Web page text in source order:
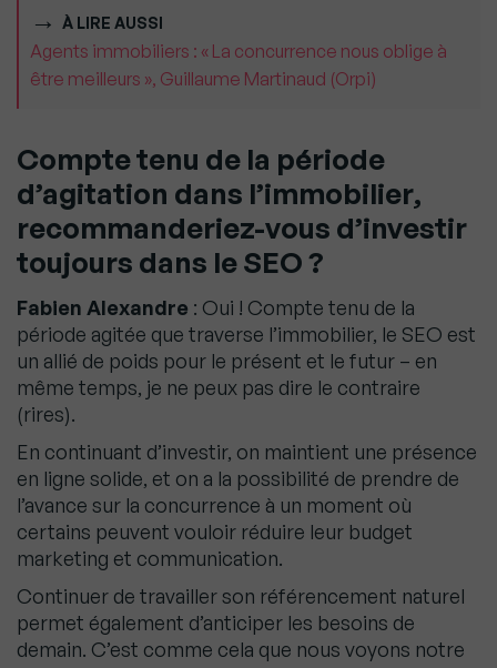
À LIRE AUSSI
Agents immobiliers : « La concurrence nous oblige à
être meilleurs », Guillaume Martinaud (Orpi)
Compte tenu de la période
d’agitation dans l’immobilier,
recommanderiez-vous d’investir
toujours dans le SEO ?
Fabien Alexandre : Oui ! Compte tenu de la
période agitée que traverse l’immobilier, le SEO est
un allié de poids pour le présent et le futur – en
même temps, je ne peux pas dire le contraire
(rires).
En continuant d’investir, on maintient une présence
en ligne solide, et on a la possibilité de prendre de
l’avance sur la concurrence à un moment où
certains peuvent vouloir réduire leur budget
marketing et communication.
Continuer de travailler son référencement naturel
permet également d’anticiper les besoins de
demain. C’est comme cela que nous voyons notre